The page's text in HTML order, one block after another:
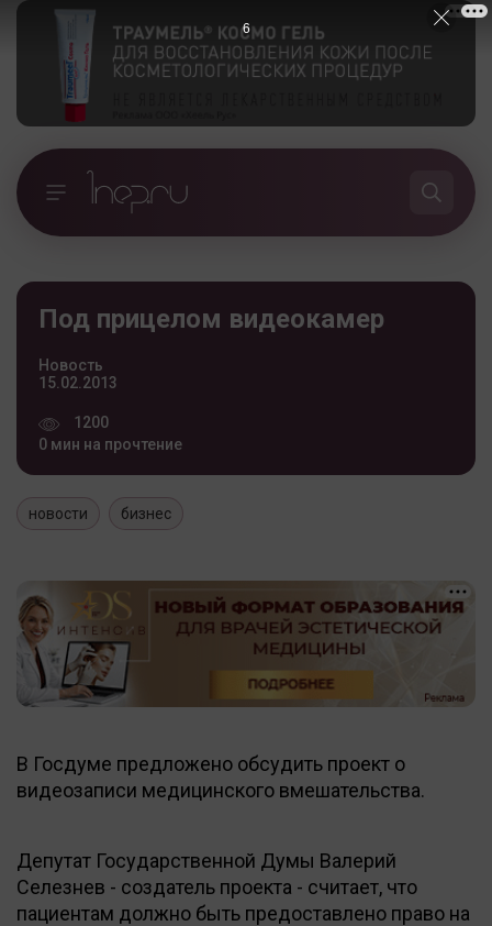
Под прицелом видеокамер
Новость
15.02.2013
1200
0 мин на прочтение
новости бизнес
В Госдуме предложено обсудить проект о
видеозаписи медицинского вмешательства.
Депутат Государственной Думы Валерий
Селезнев - создатель проекта - считает, что
пациентам должно быть предоставлено право на
6